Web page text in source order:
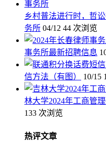
乡村普法进行时，哲
务所 04/12 44 次浏览
事务所最新招聘信息
信方法（有图）
10/15
林大学2024年工商管
133 次浏览
热评文章